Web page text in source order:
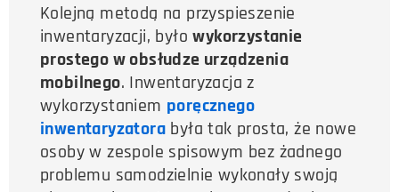
Kolejną metodą na przyspieszenie
inwentaryzacji, byłowykorzystanie
prostego w obsłudze urządzenia
mobilnego. Inwentaryzacja z
wykorzystaniem poręcznego
inwentaryzatora była tak prosta, że nowe
osoby w zespole spisowym bez żadnego
problemu samodzielnie wykonały swoją